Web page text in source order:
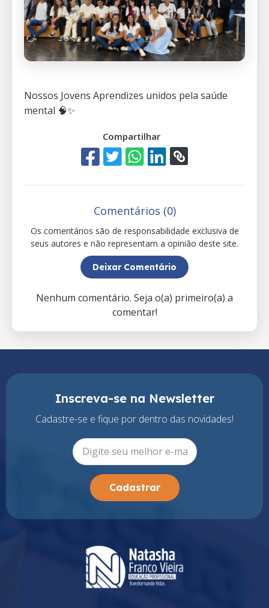
Nossos Jovens Aprendizes unidos pela saúde
mental 🧠✨
Compartilhar
Comentários (0)
Os comentários são de responsabilidade exclusiva de
seus autores e não representam a opinião deste site.
Deixar Comentário
Nenhum comentário. Seja o(a) primeiro(a) a
comentar!
Inscreva-se na Newsletter
Cadastre-se e fique por dentro das novidades!
Cadastrar